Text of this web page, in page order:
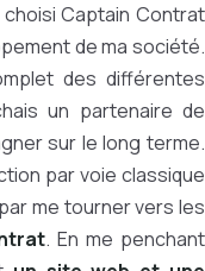
choisi Captain Contrat
de ma société.
des différentes
un partenaire de
sur le long terme.
par voie classique
me tourner vers les
. En me penchant